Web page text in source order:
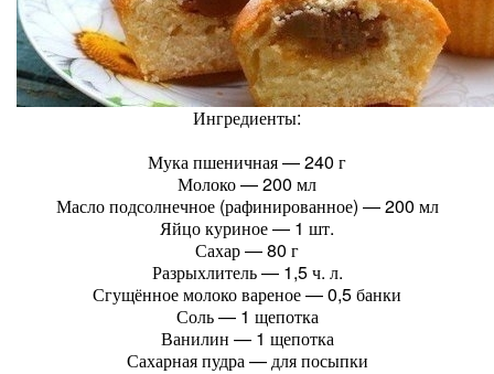
Ингредиенты:
Мука пшеничная — 240 г
Молоко — 200 мл
Масло подсолнечное (рафинированное) — 200 мл
Яйцо куриное — 1 шт.
Сахар — 80 г
Разрыхлитель — 1,5 ч. л.
Сгущённое молоко вареное — 0,5 банки
Соль — 1 щепотка
Ванилин — 1 щепотка
Сахарная пудра — для посыпки